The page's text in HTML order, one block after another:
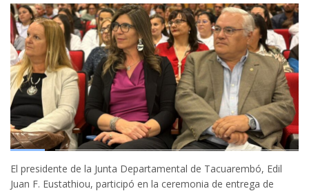
El presidente de la Junta Departamental de Tacuarembó, Edil
Juan F. Eustathiou, participó en la ceremonia de entrega de